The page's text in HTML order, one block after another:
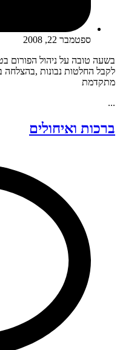
ספטמבר 22, 2008
בשעה טובה על ניהול הפורום
מתקדמת
...
ברכות ואיחולים